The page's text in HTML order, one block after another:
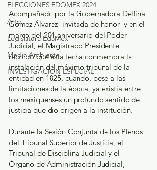
ELECCIONES EDOMEX 2024
Arte
Legislatura EdoMéx
Medio Ambiente
INVESTIGACIÓN ESPECIAL
Acompañado por la Gobernadora Delfina
Gómez Álvarez -invitada de honor- y en el
marco del 201 aniversario del Poder
Judicial, el Magistrado Presidente
recordó que esta fecha conmemora la
instalación del máximo tribunal de la
entidad en 1825, cuando, pese a las
limitaciones de la época, ya existía entre
los mexiquenses un profundo sentido de
justicia que dio origen a la institución.
Durante la Sesión Conjunta de los Plenos
del Tribunal Superior de Justicia, el
Tribunal de Disciplina Judicial y el
Órgano de Administración Judicial,